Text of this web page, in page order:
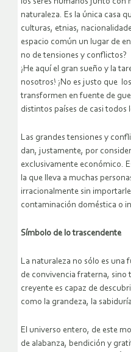
naturaleza. Es la única casa
culturas, etnias,
espacio común un lugar de
no de tensiones y conflictos?
¡He aquí el gran sueño y la
nosotros! ¡No es justo que
transformen en fuente de
distintos países de casi todos
Las grandes tensiones y
dan, justamente, por
exclusivamente económico.
la que lleva a muchas
irracionalmente sin
contaminación doméstica o
Símbolo de lo trascendente
La naturaleza no sólo es una
de convivencia fraterna, sino
creyente es capaz de
como la grandeza, la
El universo entero, de este
de alabanza, bendición y